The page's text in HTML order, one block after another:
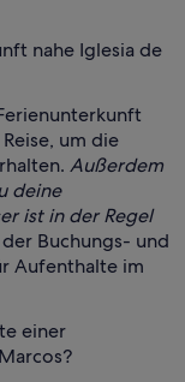
nahe Iglesia de
um die
Außerdem
deine
ist in der Regel
Buchungs- und
Aufenthalte im
einer